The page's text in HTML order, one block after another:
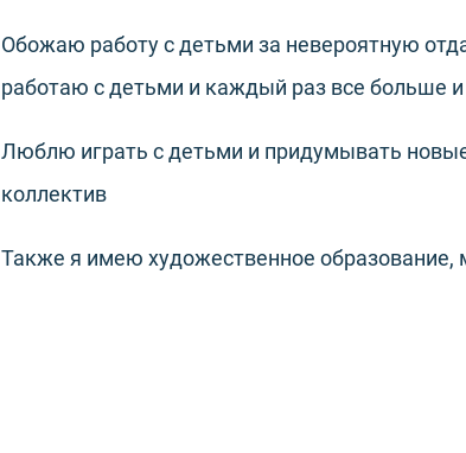
Обожаю работу с детьми за невероятную
работаю с детьми и каждый раз все больше
Люблю играть с детьми и придумывать
коллектив
Также я имею художественное образование,